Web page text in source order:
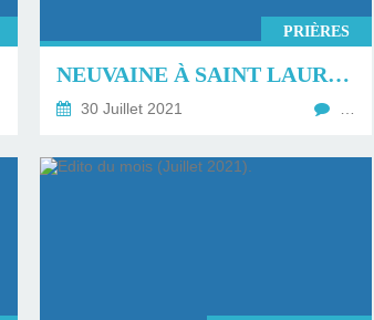
PRIÈRES
NEUVAINE À SAINT LAURENT.
30 Juillet 2021